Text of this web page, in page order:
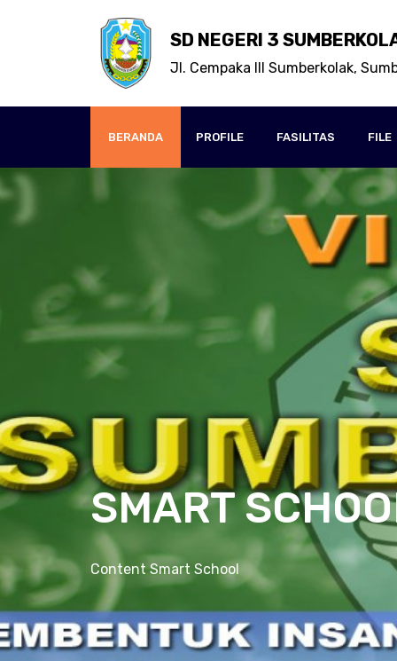
SD NEGERI 3
Jl. Cempaka III Sumberkolak,
BERANDA PROFILE FASILITAS FILE
SMART
Content Smart School